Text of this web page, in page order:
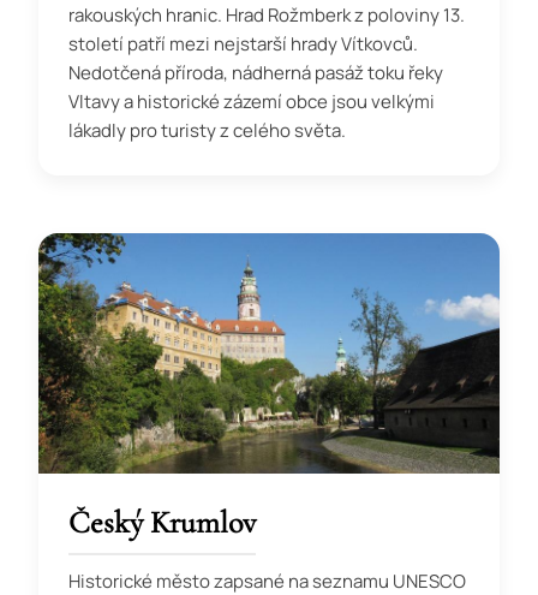
rakouských hranic. Hrad Rožmberk z poloviny 13.
století patří mezi nejstarší hrady Vítkovců.
Nedotčená příroda, nádherná pasáž toku řeky
Vltavy a historické zázemí obce jsou velkými
lákadly pro turisty z celého světa.
Český Krumlov
Historické město zapsané na seznamu UNESCO